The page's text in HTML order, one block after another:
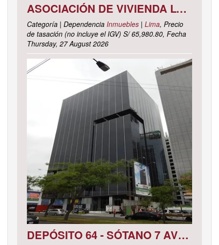
ASOCIACIÓN DE VIVIENDA LOS CACTUS MZ. C LOTE 9, DISTRITO DE PACHACAMAC, PROVINCIA Y DEPARTAMENTO DE LIMA
Categoría | Dependencia Inmuebles | Lima, Precio
de tasación (no incluye el IGV) S/ 65,980.80, Fecha
Thursday, 27 August 2026
DEPÓSITO 64 - SÓTANO 7 AVENIDA CIRCUNVALACIÓN DEL CLUB GOLF LOS INCAS N° 152 URBANIZACIÓN LOTIZACIÓN CLUB GOLF LOS INCAS DISTRITO SANTIAGO DE SURCO, PROVINCIA Y DEPARTAMENTO DE LIMA